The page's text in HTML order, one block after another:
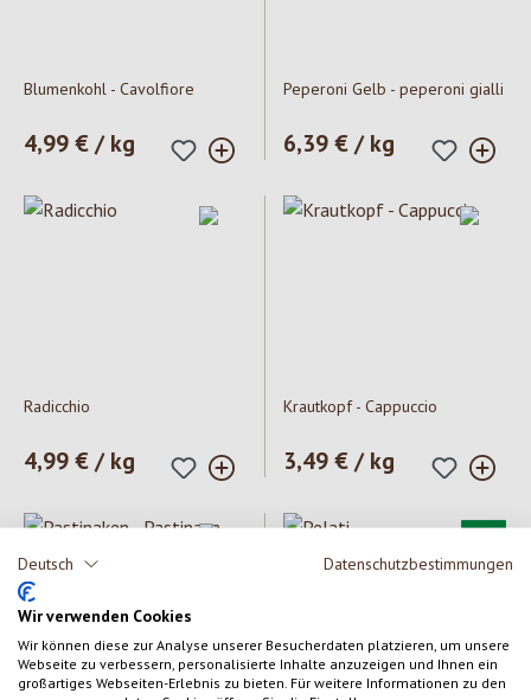
Deutsch Datenschutzbestimmungen
Wir verwenden Cookies
Wir können diese zur Analyse unserer Besucherdaten platzieren, um unsere
Webseite zu verbessern, personalisierte Inhalte anzuzeigen und Ihnen ein
großartiges Webseiten-Erlebnis zu bieten. Für weitere Informationen zu den
Blumenkohl - Cavolfiore
Prezzo normale:
4,99 € / kg
Peperoni Gelb - peperoni gialli
Prezzo normale:
6,39 € / kg
Radicchio
Prezzo normale:
4,99 € / kg
Krautkopf - Cappuccio
Prezzo normale:
3,49 € / kg